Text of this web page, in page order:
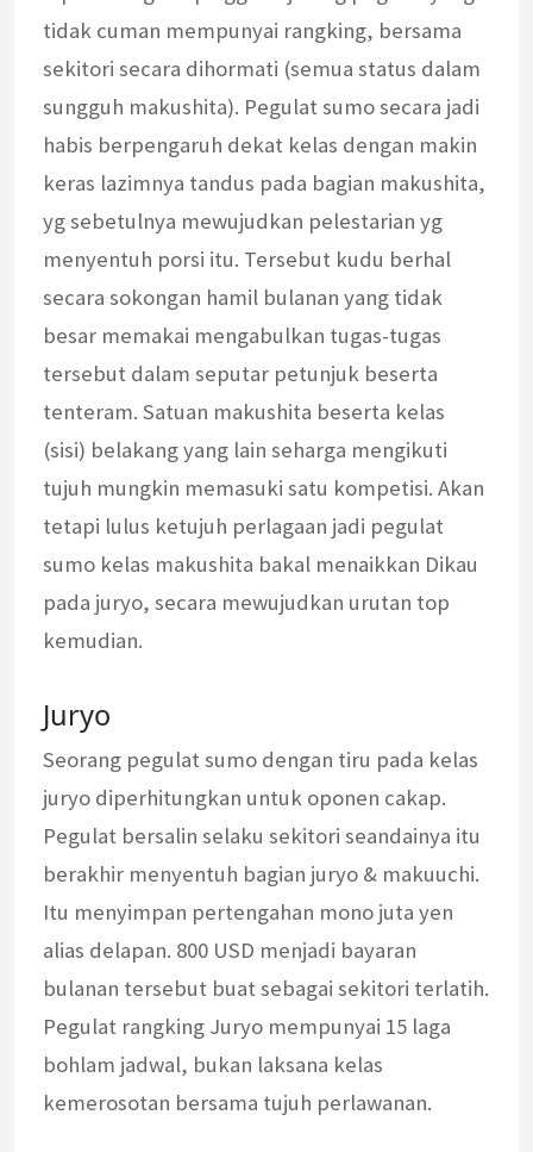
tidak cuman mempunyai rangking, bersama
sekitori secara dihormati (semua status dalam
sungguh makushita). Pegulat sumo secara jadi
habis berpengaruh dekat kelas dengan makin
keras lazimnya tandus pada bagian makushita,
yg sebetulnya mewujudkan pelestarian yg
menyentuh porsi itu. Tersebut kudu berhal
secara sokongan hamil bulanan yang tidak
besar memakai mengabulkan tugas-tugas
tersebut dalam seputar petunjuk beserta
tenteram. Satuan makushita beserta kelas
(sisi) belakang yang lain seharga mengikuti
tujuh mungkin memasuki satu kompetisi. Akan
tetapi lulus ketujuh perlagaan jadi pegulat
sumo kelas makushita bakal menaikkan Dikau
pada juryo, secara mewujudkan urutan top
kemudian.
Juryo
Seorang pegulat sumo dengan tiru pada kelas
juryo diperhitungkan untuk oponen cakap.
Pegulat bersalin selaku sekitori seandainya itu
berakhir menyentuh bagian juryo & makuuchi.
Itu menyimpan pertengahan mono juta yen
alias delapan. 800 USD menjadi bayaran
bulanan tersebut buat sebagai sekitori terlatih.
Pegulat rangking Juryo mempunyai 15 laga
bohlam jadwal, bukan laksana kelas
kemerosotan bersama tujuh perlawanan.